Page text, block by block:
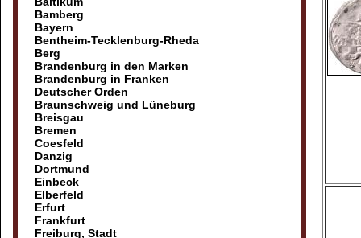
Bamberg
Bayern
Bentheim-Tecklenburg-Rheda
Berg
Brandenburg in den Marken
Brandenburg in Franken
Deutscher Orden
Braunschweig und Lüneburg
Breisgau
Bremen
Coesfeld
Danzig
Dortmund
Einbeck
Elberfeld
Erfurt
Frankfurt
Freiburg, Stadt